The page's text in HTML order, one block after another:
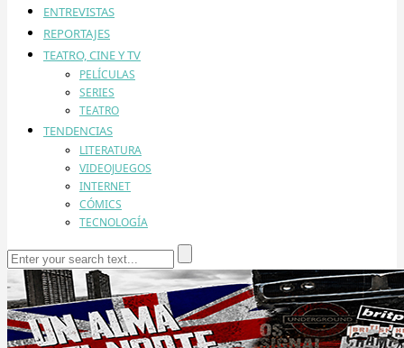
ENTREVISTAS
REPORTAJES
TEATRO, CINE Y TV
PELÍCULAS
SERIES
TEATRO
TENDENCIAS
LITERATURA
VIDEOJUEGOS
INTERNET
CÓMICS
TECNOLOGÍA